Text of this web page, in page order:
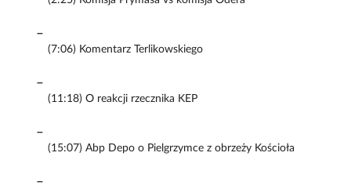
(7:06) Komentarz Terlikowskiego
(11:18) O reakcji rzecznika KEP
(15:07) Abp Depo o Pielgrzymce z obrzeży Kościoła